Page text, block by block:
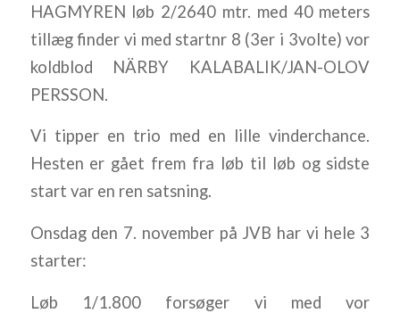
HAGMYREN løb 2/2640 mtr. med 40 meters
tillæg finder vi med startnr 8 (3er i 3volte) vor
koldblod NÄRBY KALABALIK/JAN-OLOV
PERSSON.
Vi tipper en trio med en lille vinderchance.
Hesten er gået frem fra løb til løb og sidste
start var en ren satsning.
Onsdag den 7. november på JVB har vi hele 3
starter:
Løb 1/1.800 forsøger vi med vor